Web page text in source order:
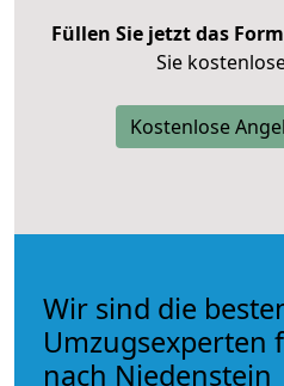
Füllen Sie jetzt das
Sie
Kostenlose
Wir sind die
Umzugsexperten
nach Niedenstein